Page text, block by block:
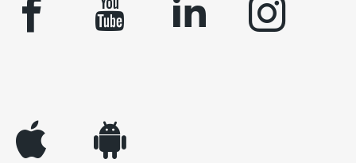
facebook youtube linkedin instagram
appleinc android